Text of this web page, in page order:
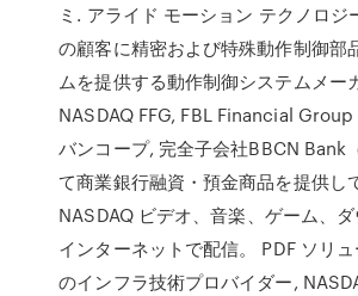
ミ. アライド モーション テクノロジ
の顧客に精密および特殊動作制御部
ムを提供する動作制御システムメー
NASDAQ FFG, FBL Financial
バンコープ, 完全子会社BBCN Bank
て商業銀行融資・預金商品を提供し
NASDAQ ビデオ、音楽、ゲーム、
インターネットで配信。 PDF ソリ
のインフラ技術プロバイダー,